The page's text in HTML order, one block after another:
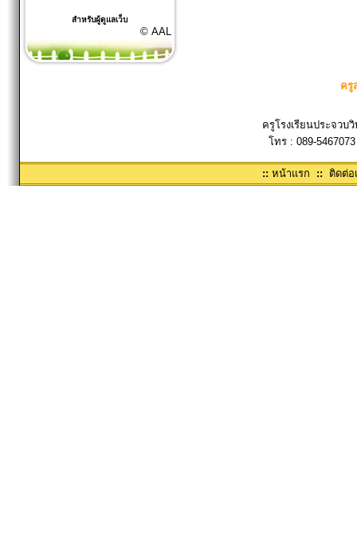
สำหรับผู้ดูแลเว็บ
© AAL
ครู
ครูโรงเรียนประจวบ
โทร : 089-
:: หน้าแรก :: ติดต่อ